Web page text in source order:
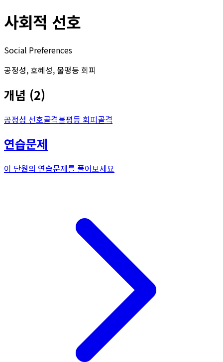
사회적 선호
Social Preferences
공정성, 호혜성, 불평등 회피
개념 (2)
공정성 선호골격불평등 회피골격
연습문제
이 단원의 연습문제를 풀어보세요